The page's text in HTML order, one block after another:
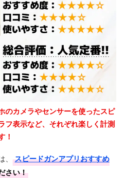
のカメラやセンサーを使ったスピ
フ表示など、それぞれ楽しく計測
！
スピードガンアプリおすすめ
さい！